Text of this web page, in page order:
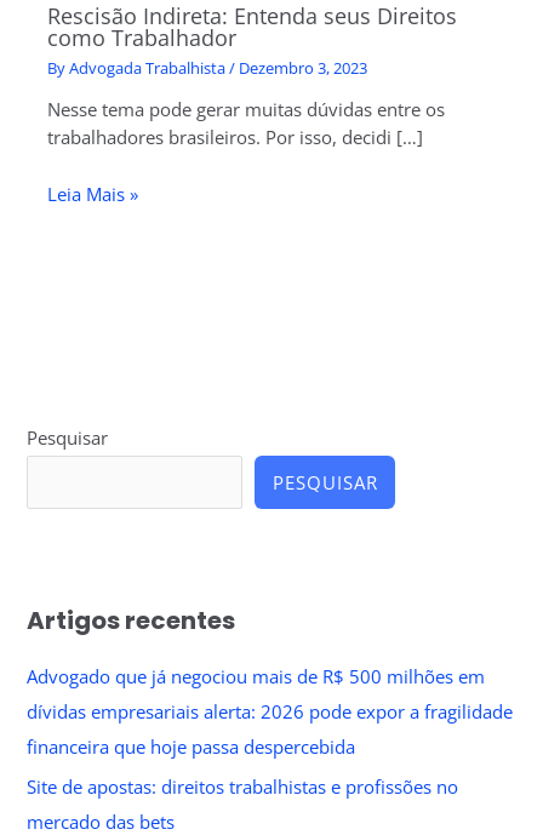
Rescisão Indireta: Entenda seus Direitos
como Trabalhador
ByAdvogada Trabalhista/ Dezembro 3, 2023
Nesse tema pode gerar muitas dúvidas entre os
trabalhadores brasileiros. Por isso, decidi […]
Leia Mais »
Pesquisar
PESQUISAR
Artigos recentes
Advogado que já negociou mais de R$ 500 milhões em
dívidas empresariais alerta: 2026 pode expor a fragilidade
financeira que hoje passa despercebida
Site de apostas: direitos trabalhistas e profissões no
mercado das bets